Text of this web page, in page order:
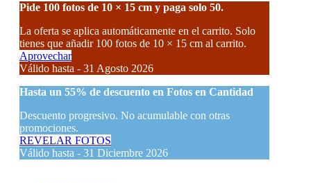
Pide 100 fotos de 10 × 15 cm y paga solo 50.
La oferta se aplica automáticamente en el carrito. Solo
tienes que añadir 100 fotos de 10 × 15 cm al carrito.
Aprovechar
Válido hasta - 31 Agosto 2026
Hasta un 55% de descuento en Fotos en Cantidad
Descuento progresivo. No acumulable con otras
promociones.
REVELAR FOTOS
Válido hasta - 31 Diciembre 2026